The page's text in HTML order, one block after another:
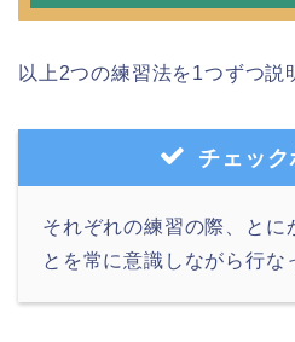
以上2つの練習法を1つずつ説
チェック
それぞれの練習の際、とに
とを常に意識しながら行な